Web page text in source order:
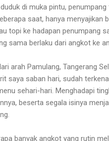
di muka pintu,
saat, hanya menyajikan
topi ke hadapan penumpang
sama berlaku dari angkot ke
arah Pamulang, Tangerang
saya saban hari, sudah
sehari-hari. Menghadapi
beserta segala isinya
banyak angkot yang rutin